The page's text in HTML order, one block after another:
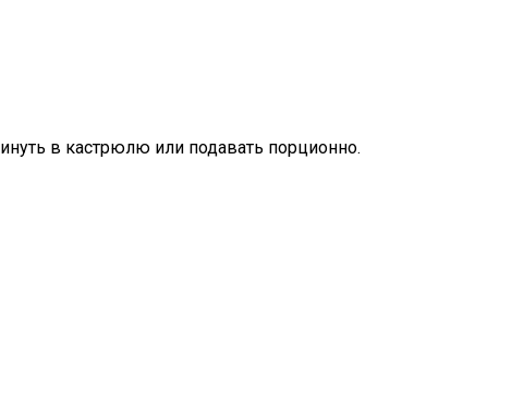
в кастрюлю или подавать порционно.